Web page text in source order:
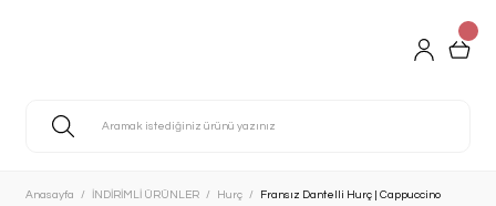
Anasayfa İNDİRİMLİ ÜRÜNLER Hurç Fransız Dantelli Hurç | Cappuccino